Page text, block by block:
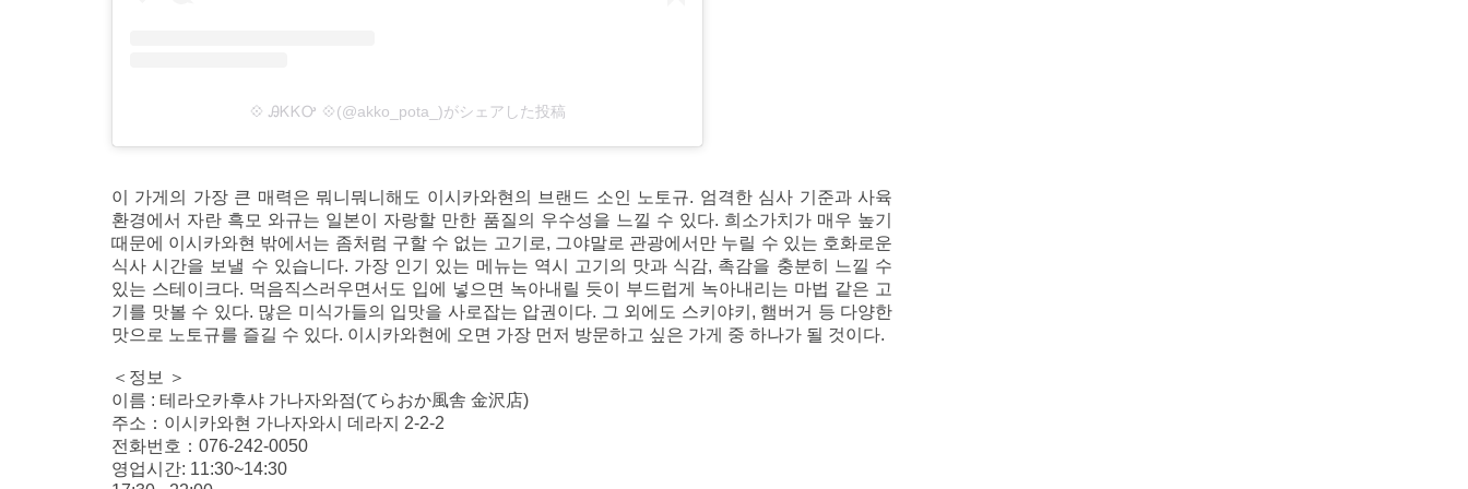
💠 ᎯᏦᏦᎤ 💠(@akko_pota_)がシェアした投稿
이 가게의 가장 큰 매력은 뭐니뭐니해도 이시카와현의 브랜드 소인 노토규. 엄격한 심사 기준과 사육
환경에서 자란 흑모 와규는 일본이 자랑할 만한 품질의 우수성을 느낄 수 있다. 희소가치가 매우 높기
때문에 이시카와현 밖에서는 좀처럼 구할 수 없는 고기로, 그야말로 관광에서만 누릴 수 있는 호화로운
식사 시간을 보낼 수 있습니다. 가장 인기 있는 메뉴는 역시 고기의 맛과 식감, 촉감을 충분히 느낄 수
있는 스테이크다. 먹음직스러우면서도 입에 넣으면 녹아내릴 듯이 부드럽게 녹아내리는 마법 같은 고
기를 맛볼 수 있다. 많은 미식가들의 입맛을 사로잡는 압권이다. 그 외에도 스키야키, 햄버거 등 다양한
맛으로 노토규를 즐길 수 있다. 이시카와현에 오면 가장 먼저 방문하고 싶은 가게 중 하나가 될 것이다.
＜정보 ＞
이름 : 테라오카후샤 가나자와점(てらおか風舎 金沢店)
주소：이시카와현 가나자와시 데라지 2-2-2
전화번호：076-242-0050
영업시간: 11:30~14:30